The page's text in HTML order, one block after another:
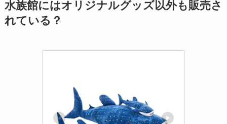
水族館にはオリジナルグッズ以外も販売さ
れている？